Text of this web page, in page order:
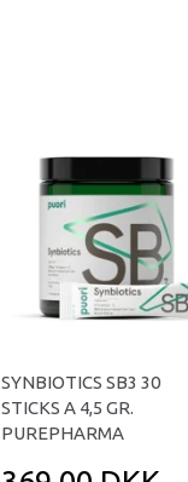
SYNBIOTICS SB3 30
STICKS A 4,5 GR.
PUREPHARMA